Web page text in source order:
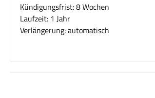
Kündigungsfrist: 8 Wochen
Laufzeit: 1 Jahr
Verlängerung: automatisch